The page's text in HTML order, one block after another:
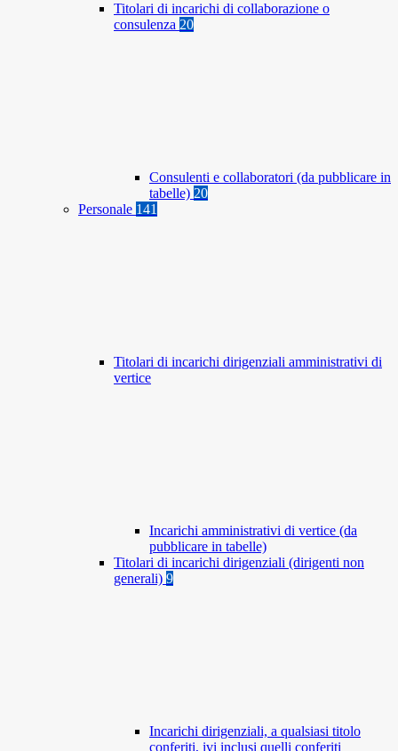
Titolari di incarichi di collaborazione o
consulenza 20
Consulenti e collaboratori (da pubblicare in
tabelle) 20
Personale 141
Titolari di incarichi dirigenziali amministrativi di
vertice
Incarichi amministrativi di vertice (da
pubblicare in tabelle)
Titolari di incarichi dirigenziali (dirigenti non
generali) 9
Incarichi dirigenziali, a qualsiasi titolo
conferiti, ivi inclusi quelli conferiti